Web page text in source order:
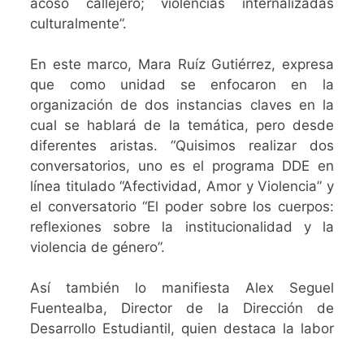
culturalmente”.
En este marco, Mara Ruíz Gutiérrez, expresa
que como unidad se enfocaron en la
organización de dos instancias claves en la
cual se hablará de la temática, pero desde
diferentes aristas. “Quisimos realizar dos
conversatorios, uno es el programa DDE en
línea titulado “Afectividad, Amor y Violencia” y
el conversatorio “El poder sobre los cuerpos:
reflexiones sobre la institucionalidad y la
violencia de género”.
Así también lo manifiesta Alex Seguel
Fuentealba, Director de la Dirección de
Desarrollo Estudiantil, quien destaca la labor